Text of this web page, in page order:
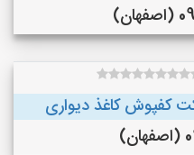
کفپوش کاغذ دیواری